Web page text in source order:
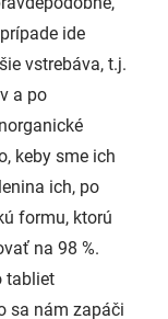
ide
vstrebáva, t.j.
a po
keby sme ich
ich, po
formu, ktorú
na 98 %.
tabliet
sa nám zapáči